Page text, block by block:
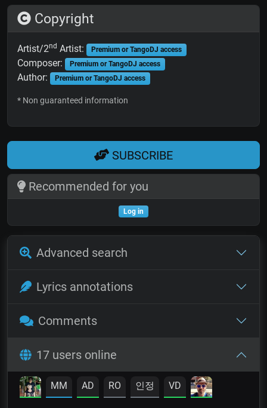
Copyright
Artist/2nd Artist: Premium or TangoDJ access
Composer: Premium or TangoDJ access
Author: Premium or TangoDJ access
* Non guaranteed information
SUBSCRIBE
Recommended for you
Log in
Advanced search
Lyrics annotations
Comments
17 users online
MM AD RO 인정 VD